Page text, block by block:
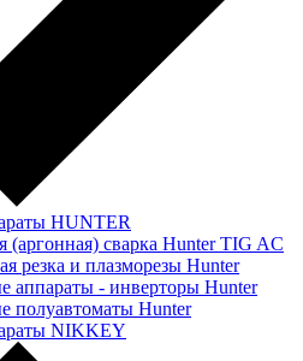
HUNTER
(аргонная) сварка Hunter TIG AC
резка и плазморезы Hunter
аппараты - инверторы Hunter
полуавтоматы Hunter
NIKKEY